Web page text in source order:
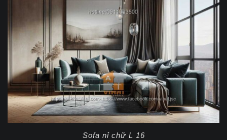
Sofa nỉ chữ L 16